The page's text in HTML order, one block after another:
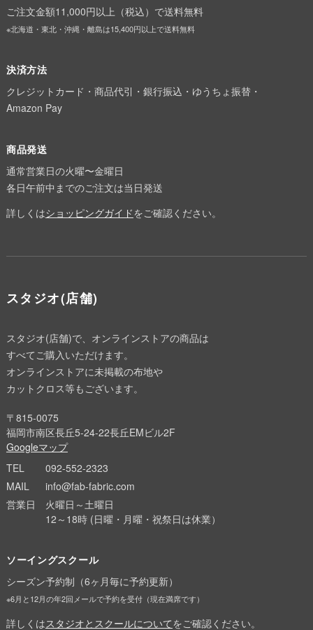
ご注文金額11,000円以上（税込）で送料無料
※北海道・東北・沖縄・離島は15,400円以上で送料無料
決済方法
クレジットカード・商品代引・銀行振込・ゆうちょ振替・
Amazon Pay
商品発送
通常営業日の火曜〜金曜日
各日午前中までのご注文は当日発送
詳しくはショッピングガイドをご確認ください。
スタジオ(店舗)
スタジオ(店舗)で、オンラインストアの商品は
すべてご購入いただけます。
オンラインストアに未掲載の布地や
カットクロス等もございます。
〒815-0075
福岡市南区長丘5-24-22長丘EMビル2F
Googleマップ
TEL
092-552-2323
MAIL
info@fab-fabric.com
営業日
火曜日～土曜日
12～18時 (日曜・月曜・祝祭日は休業）
ソーイングスクール
シーズン予約制（6ヶ月毎に予約更新）
※6月と12月の年2回メールで予約を受付（現在満席です）
詳しくはスタジオとスクールについてをご確認ください。